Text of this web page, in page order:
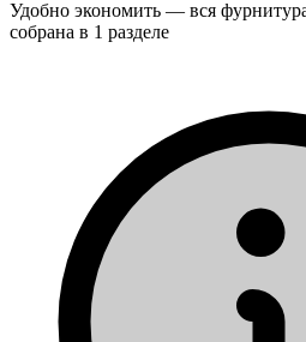
Удобно экономить — вся
собрана в 1 разделе